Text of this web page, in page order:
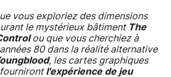
vous exploriez des dimensions
le mystérieux bâtiment The
ou que vous cherchiez à
80 dans la réalité alternative
, les cartes graphiques
fourniront l'expérience de jeu